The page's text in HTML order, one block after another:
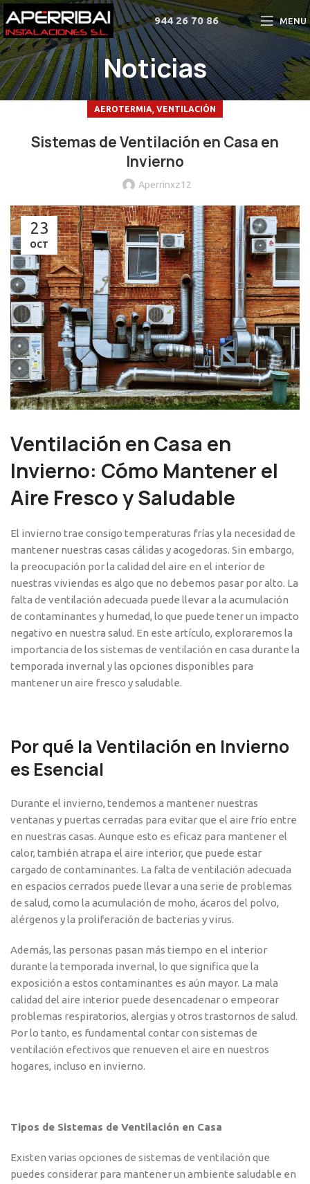
944 26 70 86 MENU
Noticias
AEROTERMIA, VENTILACIÓN
Sistemas de Ventilación en Casa en
Invierno
Aperrinxz12
23
OCT
Ventilación en Casa en
Invierno: Cómo Mantener el
Aire Fresco y Saludable
El invierno trae consigo temperaturas frías y la necesidad de
mantener nuestras casas cálidas y acogedoras. Sin embargo,
la preocupación por la calidad del aire en el interior de
nuestras viviendas es algo que no debemos pasar por alto. La
falta de ventilación adecuada puede llevar a la acumulación
de contaminantes y humedad, lo que puede tener un impacto
negativo en nuestra salud. En este artículo, exploraremos la
importancia de los sistemas de ventilación en casa durante la
temporada invernal y las opciones disponibles para
mantener un aire fresco y saludable.
Por qué la Ventilación en Invierno
es Esencial
Durante el invierno, tendemos a mantener nuestras
ventanas y puertas cerradas para evitar que el aire frío entre
en nuestras casas. Aunque esto es eficaz para mantener el
calor, también atrapa el aire interior, que puede estar
cargado de contaminantes. La falta de ventilación adecuada
en espacios cerrados puede llevar a una serie de problemas
de salud, como la acumulación de moho, ácaros del polvo,
alérgenos y la proliferación de bacterias y virus.
Además, las personas pasan más tiempo en el interior
durante la temporada invernal, lo que significa que la
exposición a estos contaminantes es aún mayor. La mala
calidad del aire interior puede desencadenar o empeorar
problemas respiratorios, alergias y otros trastornos de salud.
Por lo tanto, es fundamental contar con sistemas de
ventilación efectivos que renueven el aire en nuestros
hogares, incluso en invierno.
Tipos de Sistemas de Ventilación en Casa
Existen varias opciones de sistemas de ventilación que
puedes considerar para mantener un ambiente saludable en